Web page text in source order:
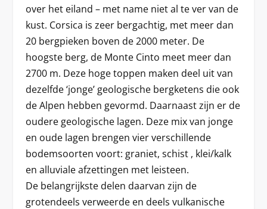
over het eiland – met name niet al te ver van de
kust. Corsica is zeer bergachtig, met meer dan
20 bergpieken boven de 2000 meter. De
hoogste berg, de Monte Cinto meet meer dan
2700 m. Deze hoge toppen maken deel uit van
dezelfde ‘jonge’ geologische bergketens die ook
de Alpen hebben gevormd. Daarnaast zijn er de
oudere geologische lagen. Deze mix van jonge
en oude lagen brengen vier verschillende
bodemsoorten voort: graniet, schist , klei/kalk
en alluviale afzettingen met leisteen.
De belangrijkste delen daarvan zijn de
grotendeels verweerde en deels vulkanische